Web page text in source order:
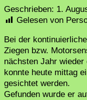
Geschrieben: 1.
Gelesen von
Bei der
Ziegen bzw.
nächsten Jahr
konnte heute mittag
gesichtet werden.
Gefunden wurde er